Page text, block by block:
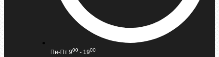
Пн-Пт 900 - 1900